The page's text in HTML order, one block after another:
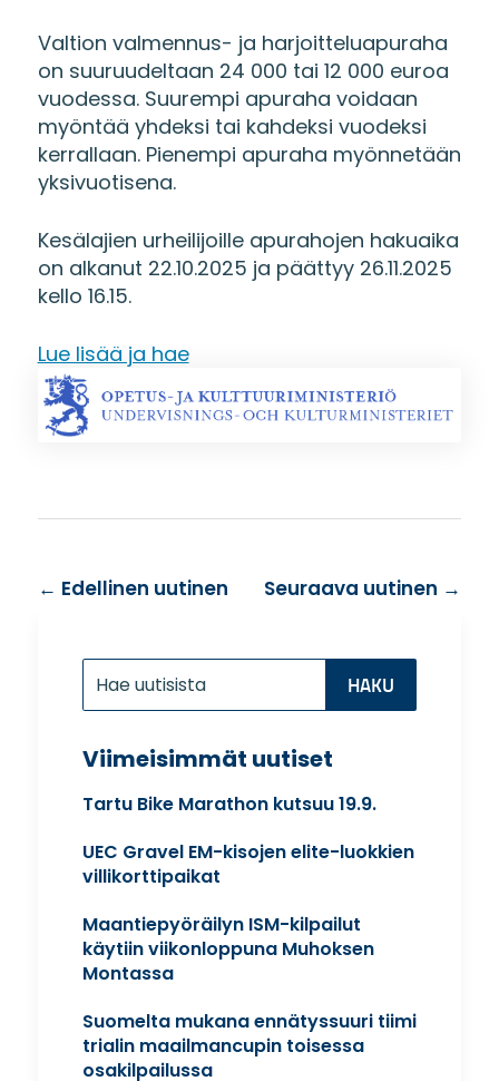
Valtion valmennus- ja harjoitteluapuraha
on suuruudeltaan 24 000 tai 12 000 euroa
vuodessa. Suurempi apuraha voidaan
myöntää yhdeksi tai kahdeksi vuodeksi
kerrallaan. Pienempi apuraha myönnetään
yksivuotisena.
Kesälajien urheilijoille apurahojen hakuaika
on alkanut 22.10.2025 ja päättyy 26.11.2025
kello 16.15.
Lue lisää ja hae
← Edellinen uutinen Seuraava uutinen →
for...
Viimeisimmät uutiset
Tartu Bike Marathon kutsuu 19.9.
UEC Gravel EM-kisojen elite-luokkien
villikorttipaikat
Maantiepyöräilyn ISM-kilpailut
käytiin viikonloppuna Muhoksen
Montassa
Suomelta mukana ennätyssuuri tiimi
trialin maailmancupin toisessa
osakilpailussa